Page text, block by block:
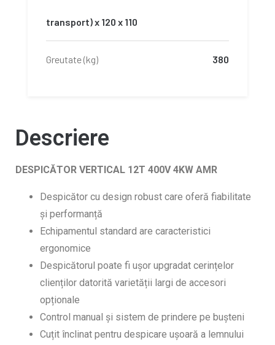
transport) x 120 x 110
Greutate (kg) 380
Descriere
DESPICĂTOR VERTICAL 12T 400V 4KW AMR
Despicător cu design robust care oferă fiabilitate
și performanță
Echipamentul standard are caracteristici
ergonomice
Despicătorul poate fi ușor upgradat cerințelor
clienților datorită varietății largi de accesori
opționale
Control manual și sistem de prindere pe bușteni
Cuțit înclinat pentru despicare ușoară a lemnului